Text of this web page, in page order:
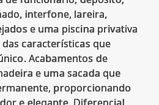
interfone, lareira,
e uma piscina privativa
características que
Acabamentos de
e uma sacada que
proporcionando
e elegante. Diferencial